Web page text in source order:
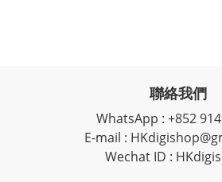
聯絡我們
WhatsApp : +852
E-mail :
Wechat ID :